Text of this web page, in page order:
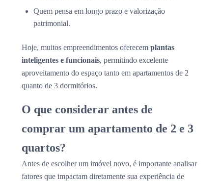
Quem pensa em longo prazo e valorização
patrimonial.
Hoje, muitos empreendimentos oferecem plantas
inteligentes e funcionais, permitindo excelente
aproveitamento do espaço tanto em apartamentos de 2
quanto de 3 dormitórios.
O que considerar antes de
comprar um apartamento de 2 e 3
quartos?
Antes de escolher um imóvel novo, é importante analisar
fatores que impactam diretamente sua experiência de